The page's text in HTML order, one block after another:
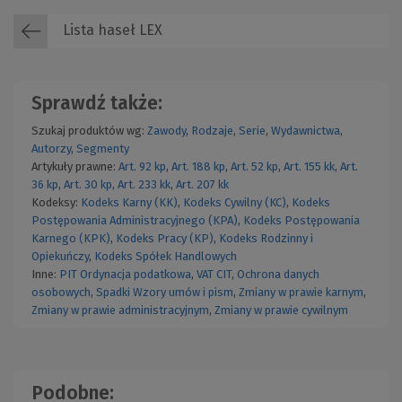
Lista haseł LEX
Sprawdź także:
Szukaj produktów wg: Zawody, Rodzaje, Serie, Wydawnictwa,
Autorzy, Segmenty
Artykuły prawne: Art. 92 kp, Art. 188 kp, Art. 52 kp, Art. 155 kk, Art.
36 kp, Art. 30 kp, Art. 233 kk, Art. 207 kk
Kodeksy: Kodeks Karny (KK), Kodeks Cywilny (KC), Kodeks
Postępowania Administracyjnego (KPA), Kodeks Postępowania
Karnego (KPK), Kodeks Pracy (KP), Kodeks Rodzinny i
Opiekuńczy, Kodeks Spółek Handlowych
Inne: PIT Ordynacja podatkowa, VAT CIT, Ochrona danych
osobowych, Spadki Wzory umów i pism, Zmiany w prawie karnym,
Zmiany w prawie administracyjnym, Zmiany w prawie cywilnym
Podobne: